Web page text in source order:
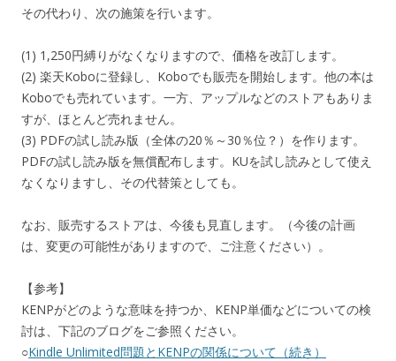
その代わり、次の施策を行います。
(1) 1,250円縛りがなくなりますので、価格を改訂します。
(2) 楽天Koboに登録し、Koboでも販売を開始します。他の本は
Koboでも売れています。一方、アップルなどのストアもありま
すが、ほとんど売れません。
(3) PDFの試し読み版（全体の20％～30％位？）を作ります。
PDFの試し読み版を無償配布します。KUを試し読みとして使え
なくなりますし、その代替策としても。
なお、販売するストアは、今後も見直します。（今後の計画
は、変更の可能性がありますので、ご注意ください）。
【参考】
KENPがどのような意味を持つか、KENP単価などについての検
討は、下記のブログをご参照ください。
○Kindle Unlimited問題とKENPの関係について（続き）